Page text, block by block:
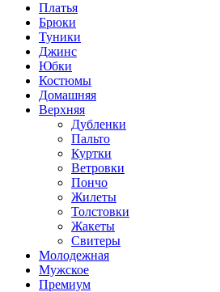
Платья
Брюки
Туники
Джинс
Юбки
Костюмы
Домашняя
Верхняя
Дубленки
Пальто
Куртки
Ветровки
Пончо
Жилеты
Толстовки
Жакеты
Свитеры
Молодежная
Мужское
Премиум